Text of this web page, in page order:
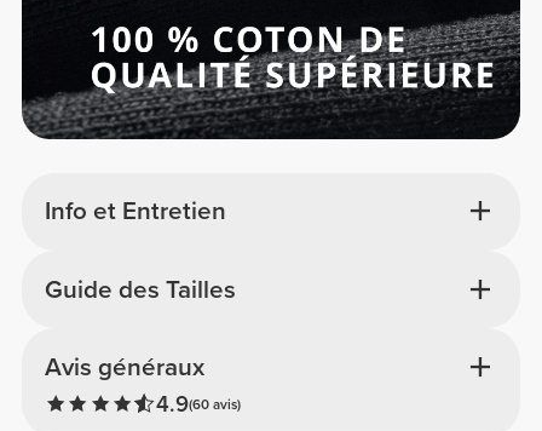
Info et Entretien
Avis généraux
4.9(60 avis)
Guide des Tailles